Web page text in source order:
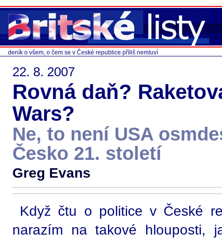
deník o všem, o čem se v České republice příliš nemluví
22. 8. 2007
Rovná daň?
Wars?
Ne, to není USA
Česko 21. století
Greg Evans
Když čtu o politice v České
narazím na takové hlouposti,